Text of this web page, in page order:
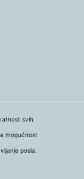
svih
mogućnost
posla.